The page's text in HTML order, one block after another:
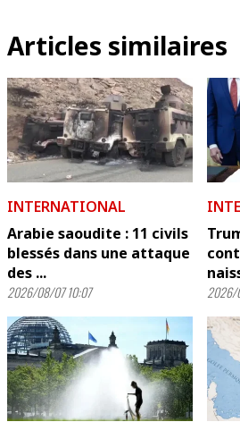
Articles similaires
INTERNATIONAL
Arabie saoudite : 11 civils
blessés dans une attaque
des ...
2026/08/07 10:07 2026/